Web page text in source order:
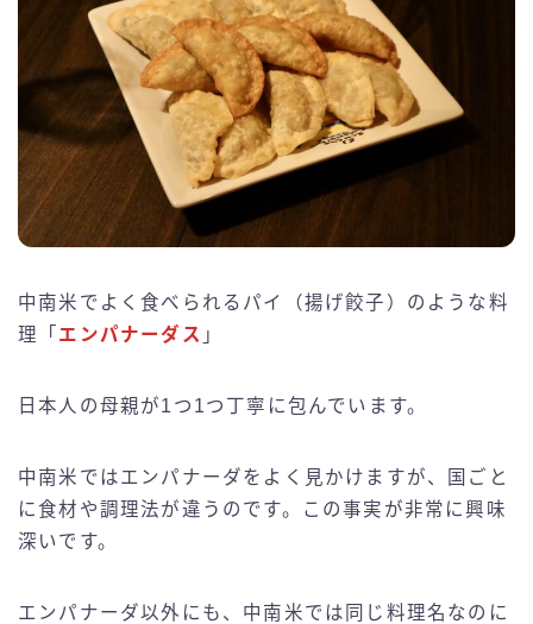
中南米でよく食べられるパイ（揚げ餃子）のような料
理「 エンパナーダス 」
日本人の母親が1つ1つ丁寧に包んでいます。
中南米ではエンパナーダをよく見かけますが、国ごと
に食材や調理法が違うのです。この事実が非常に興味
深いです。
エンパナーダ以外にも、中南米では同じ料理名なのに